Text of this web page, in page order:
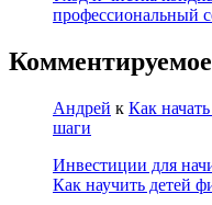
профессиональный
Комментируемое
Андрей к Как
шаги
Инвестиции для
Как научить детей